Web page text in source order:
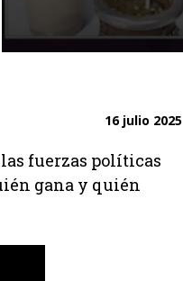
16 julio 2025
las fuerzas políticas
gana y quién